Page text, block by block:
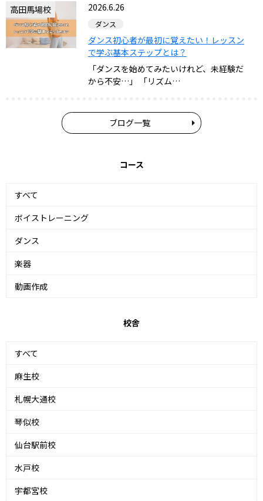
高田馬場校 2026.6.26
ダンス
ダンス初心者が最初に覚えたい！レッスン
で学ぶ基本ステップとは？
「ダンスを始めてみたいけれど、未経験だ
から不安…」 「リズム…
ブログ一覧
コース
すべて
ボイストレーニング
ダンス
楽器
動画作成
校舎
すべて
麻生校
札幌大通校
琴似校
仙台駅前校
水戸校
宇都宮校